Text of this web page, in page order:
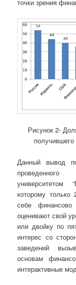
точки зрения
Рисунок 2-
Данный вывод
проведенного
университетом
которому только
себе
оценивают свой
или двойку по
интерес со
заведений
основам
интерактивные